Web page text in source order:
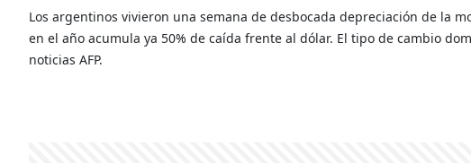
Los argentinos vivieron una semana de desbocada depreciación de la
en el año acumula ya 50% de caída frente al dólar. El tipo de cambio
noticias AFP.